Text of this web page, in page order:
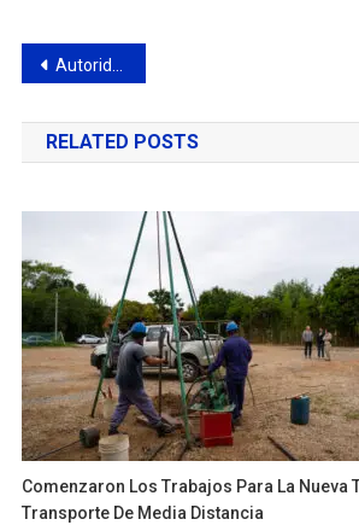
Navegación
de
entradas
Autoridades del CAZC se reunieron con la diputada Soledad Alonso
RELATED POSTS
Comenzaron Los Trabajos Para La Nueva
Transporte De Media Distancia